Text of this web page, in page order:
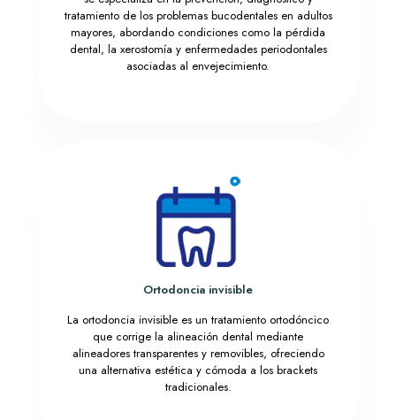
tratamiento de los problemas bucodentales en adultos
mayores, abordando condiciones como la pérdida
dental, la xerostomía y enfermedades periodontales
asociadas al envejecimiento.
Ortodoncia invisible
La ortodoncia invisible es un tratamiento ortodóncico
que corrige la alineación dental mediante
alineadores transparentes y removibles, ofreciendo
una alternativa estética y cómoda a los brackets
tradicionales.